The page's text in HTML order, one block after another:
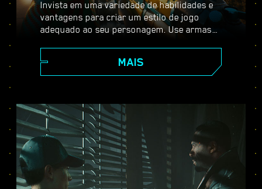
Invista em uma variedade de habilidades e
vantagens para criar um estilo de jogo
adequado ao seu personagem. Use armas
se tornar o melhor mercenário da cidade.
Entre em combates com armas de fogo,
furtivamente por locais bem protegidos.
MAIS